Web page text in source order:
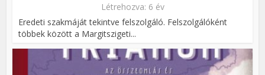
Létrehozva: 6 év
Eredeti szakmáját tekintve felszolgáló. Felszolgálóként
többek között a Margitszigeti...